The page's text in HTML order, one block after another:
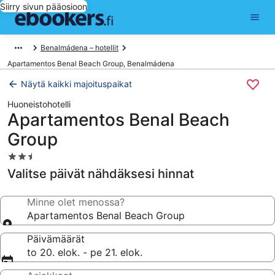
Siirry sivun pääosioon
Benalmádena – hotellit
Apartamentos Benal Beach Group, Benalmádena
Näytä kaikki majoituspaikat
Huoneistohotelli
Apartamentos Benal Beach
Group
2.5
tähden
majoituspaikka
Valitse päivät nähdäksesi hinnat
Minne olet menossa?
Apartamentos Benal Beach Group
Päivämäärät
to 20. elok. - pe 21. elok.